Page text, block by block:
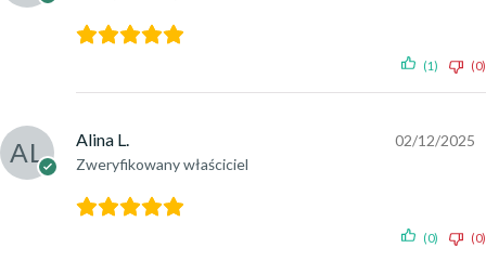
(1) (0)
Alina L.
Zweryfikowany właściciel
02/12/2025
(0) (0)